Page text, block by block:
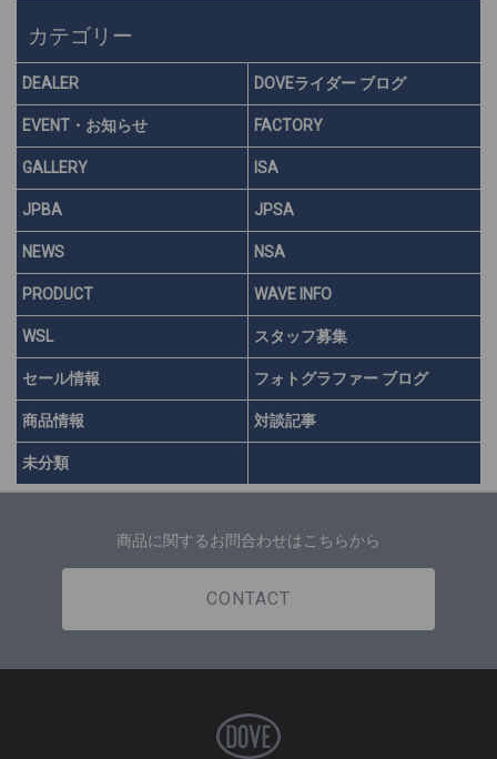
カテゴリー
DEALER DOVEライダー ブログ
EVENT・お知らせ FACTORY
GALLERY ISA
JPBA JPSA
NEWS NSA
PRODUCT WAVE INFO
WSL スタッフ募集
セール情報 フォトグラファー ブログ
商品情報 対談記事
未分類
商品に関するお問合わせはこちらから
CONTACT